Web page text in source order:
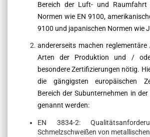
Bereich der Luft- und Raumfahrt
Normen wie EN 9100,
9100 und japanischen Normen wie
andererseits machen
Arten der Produktion und /
besondere Zertifizierungen nötig.
die gängigsten europäischen
Bereich der Subunternehmen in
genannt werden:
EN 3834-2:
Schmelzschweißen von